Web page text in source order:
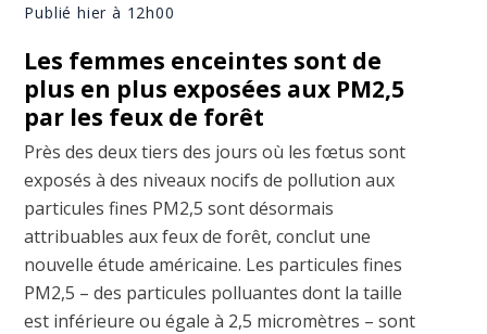
Publié hier à 12h00
Les femmes enceintes sont de
plus en plus exposées aux PM2,5
par les feux de forêt
Près des deux tiers des jours où les fœtus sont
exposés à des niveaux nocifs de pollution aux
particules fines PM2,5 sont désormais
attribuables aux feux de forêt, conclut une
nouvelle étude américaine. Les particules fines
PM2,5 – des particules polluantes dont la taille
est inférieure ou égale à 2,5 micromètres – sont